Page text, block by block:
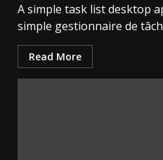
A simple task list desktop
simple gestionnaire de
Read More